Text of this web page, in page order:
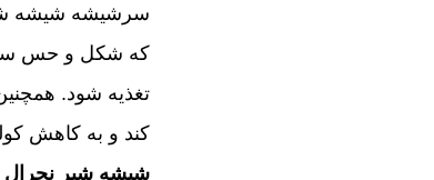
سرشیشه شیشه
که شکل و حس سینه
تغذیه شود.
کند و به کاهش
شیشه شیر نچرال